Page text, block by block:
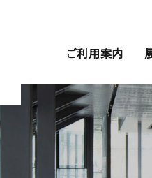
ご利用案内